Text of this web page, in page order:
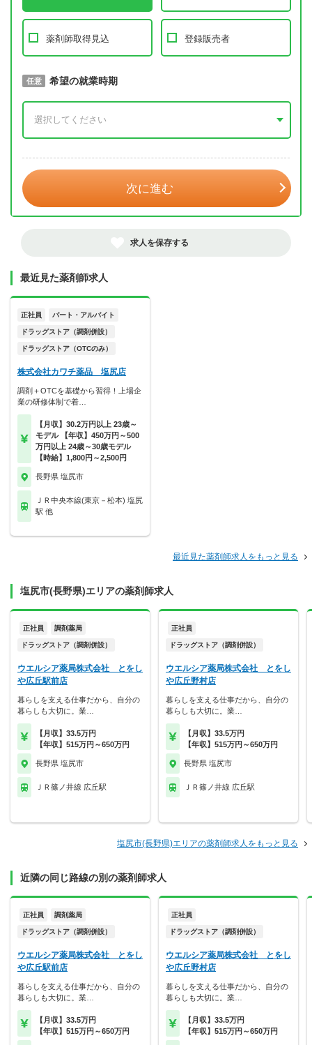
薬剤師取得見込 登録販売者
必須 取得予定年
任意 希望の就業時期
次に進む
求人を保存する
最近見た薬剤師求人
正社員 パート・アルバイト
ドラッグストア（調剤併設）
ドラッグストア（OTCのみ）
株式会社カワチ薬品 塩尻店
調剤＋OTCを基礎から習得！上場企
業の研修体制で着…
【月収】30.2万円以上 23歳～
モデル 【年収】450万円～500
万円以上 24歳～30歳モデル
【時給】1,800円～2,500円
長野県 塩尻市
ＪＲ中央本線(東京－松本) 塩尻
駅 他
最近見た薬剤師求人をもっと見る
塩尻市(長野県)エリアの薬剤師求人
正社員 調剤薬局
ドラッグストア（調剤併設）
ウエルシア薬局株式会社 とをし
や広丘駅前店
暮らしを支える仕事だから、自分の
暮らしも大切に。業…
【月収】33.5万円
【年収】515万円～650万円
長野県 塩尻市
ＪＲ篠ノ井線 広丘駅
正社員
ドラッグストア（調剤併設）
ウエルシア薬局株式会社 とをし
や広丘野村店
暮らしを支える仕事だから、自分の
暮らしも大切に。業…
【月収】33.5万円
【年収】515万円～650万円
長野県 塩尻市
ＪＲ篠ノ井線 広丘駅
塩尻市(長野県)エリアの薬剤師求人をもっと見る
近隣の同じ路線の別の薬剤師求人
正社員 調剤薬局
ドラッグストア（調剤併設）
ウエルシア薬局株式会社 とをし
や広丘駅前店
暮らしを支える仕事だから、自分の
暮らしも大切に。業…
【月収】33.5万円
【年収】515万円～650万円
正社員
ドラッグストア（調剤併設）
ウエルシア薬局株式会社 とをし
や広丘野村店
暮らしを支える仕事だから、自分の
暮らしも大切に。業…
【月収】33.5万円
【年収】515万円～650万円